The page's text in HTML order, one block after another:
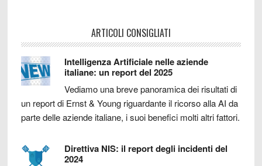
ARTICOLI CONSIGLIATI
Intelligenza Artificiale nelle aziende
italiane: un report del 2025
Vediamo una breve panoramica dei risultati di
un report di Ernst & Young riguardante il ricorso alla AI da
parte delle aziende italiane, i suoi benefici molti altri fattori.
Direttiva NIS: il report degli incidenti del
2024